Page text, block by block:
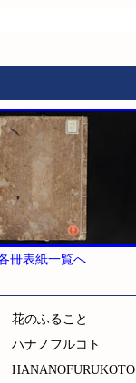
冊表紙一覧へ
花のふること
ハナノフルコト
HANANOFURUKOTO